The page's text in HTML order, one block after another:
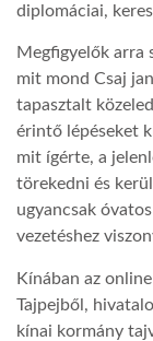
diplomáciai,
Megfigyelők arra
mit mond Csaj
tapasztalt
érintő lépéseket
mit ígérte, a
törekedni és
ugyancsak
vezetéshez
Kínában az
Tajpejből,
kínai kormány